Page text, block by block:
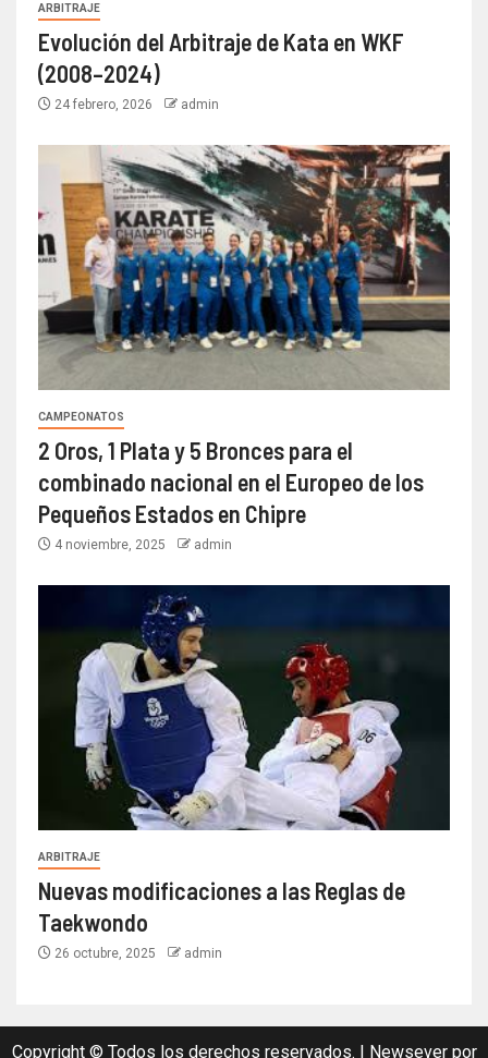
ARBITRAJE
Evolución del Arbitraje de Kata en WKF
(2008–2024)
24 febrero, 2026 admin
CAMPEONATOS
2 Oros, 1 Plata y 5 Bronces para el
combinado nacional en el Europeo de los
Pequeños Estados en Chipre
4 noviembre, 2025 admin
ARBITRAJE
Nuevas modificaciones a las Reglas de
Taekwondo
26 octubre, 2025 admin
Copyright © Todos los derechos reservados. | Newseverpor